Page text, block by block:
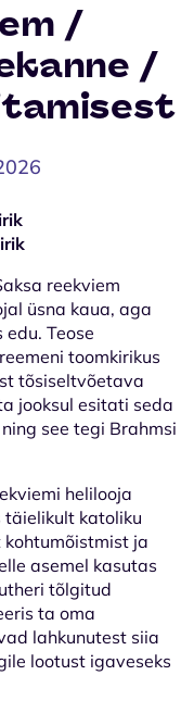
/
/
reekviem
üsna kaua, aga
Teose
toomkirikus
tõsiseltvõetava
jooksul esitati seda
see tegi Brahmsi
helilooja
täielikult katoliku
ja
asemel kasutas
tõlgitud
ta oma
lahkunutest siia
lootust igaveseks